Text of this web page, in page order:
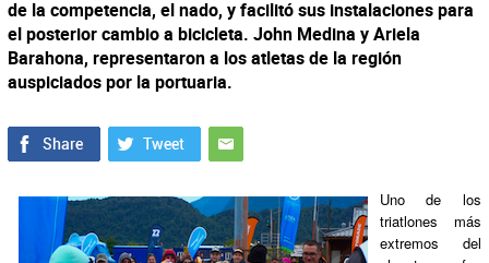
de la competencia, el nado, y facilitó sus instalaciones para
el posterior cambio a bicicleta. John Medina y Ariela
Barahona, representaron a los atletas de la región
auspiciados por la portuaria.
Uno de los
triatlones más
extremos del